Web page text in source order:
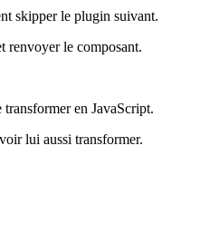
skipper le plugin suivant.
renvoyer le composant.
en JavaScript.
lui aussi transformer.